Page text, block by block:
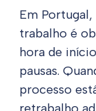
Em
trabalho é
hora de
pausas.
processo